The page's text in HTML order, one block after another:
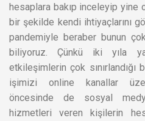
hesaplara bakıp inceleyip yine
bir şekilde kendi ihtiyaçlarını
pandemiyle beraber bunun
biliyoruz. Çünkü iki yıla
etkileşimlerin çok sınırlandığı
işimizi online kanallar
öncesinde de sosyal
hizmetleri veren kişilerin